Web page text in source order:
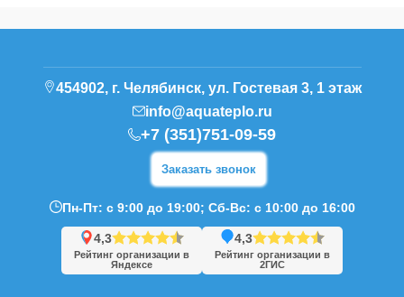
454902, г. Челябинск, ул. Гостевая 3, 1 этаж
info@aquateplo.ru
+7 (351)751-09-59
Заказать звонок
Пн-Пт: с 9:00 до 19:00; Сб-Вс: с 10:00 до 16:00
4,3
Рейтинг организации в
Яндексе
4,3
Рейтинг организации в
2ГИС